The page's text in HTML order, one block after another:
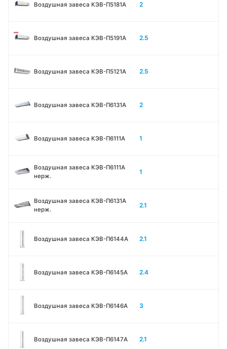
Воздушная завеса КЭВ-П5181А 2
Воздушная завеса КЭВ-П5191А 2.5
Воздушная завеса КЭВ-П5121А 2.5
Воздушная завеса КЭВ-П6131A 2
Воздушная завеса КЭВ-П6111A 1
Воздушная завеса КЭВ-П6111A
нерж.
1
Воздушная завеса КЭВ-П6131A
нерж.
2.1
Воздушная завеса КЭВ-П6144A 2.1
Воздушная завеса КЭВ-П6145A 2.4
Воздушная завеса КЭВ-П6146A 3
Воздушная завеса КЭВ-П6147A 2.1